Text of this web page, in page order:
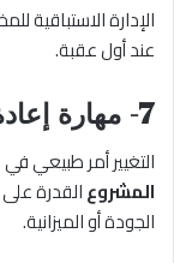
الإدارة الاستباقية
عند أول عقبة.
7- مهارة إعادة جدولة المشروع
التغيير أمر طبيعي
المشروعالقدرة على
الجودة أو الميزانية.